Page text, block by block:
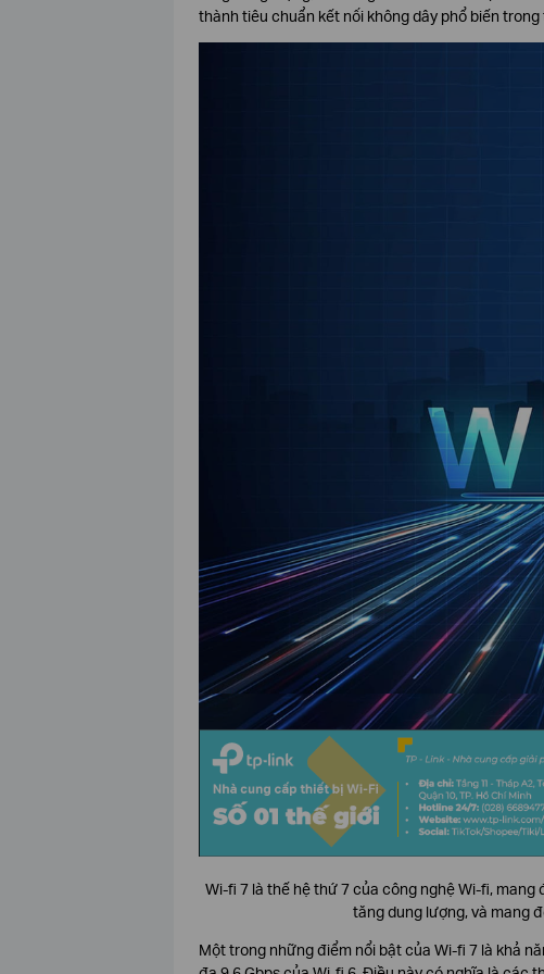
thành tiêu chuẩn kết nối không dây phổ biến trong
Wi-fi 7 là thế hệ thứ 7 của công nghệ Wi-fi,
tăng dung lượng, và mang
Một trong những điểm nổi bật của Wi-fi 7 là khả